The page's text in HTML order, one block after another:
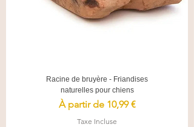
Racine de bruyère - Friandises
naturelles pour chiens
À partir de 10,99 €
Prix promotionnel
Taxe Incluse